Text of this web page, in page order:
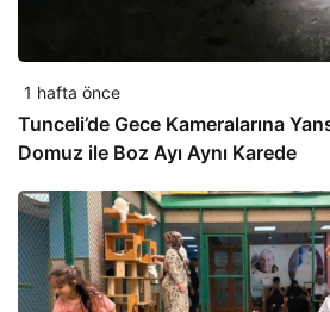
1 hafta önce
Tunceli’de Gece Kameralarına
Domuz ile Boz Ayı Aynı Karede